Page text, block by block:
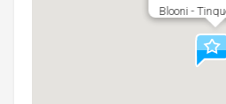
Blooni -